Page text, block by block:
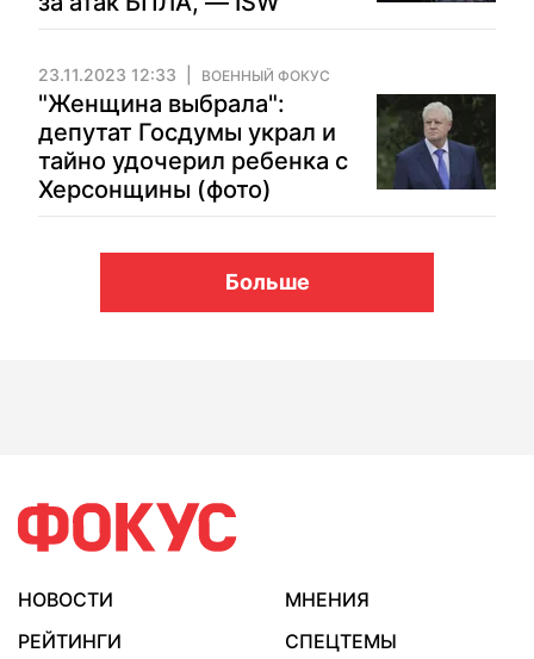
23.11.2023 12:33 ВОЕННЫЙ ФОКУС
"Женщина выбрала":
депутат Госдумы украл и
тайно удочерил ребенка с
Херсонщины (фото)
Больше
НОВОСТИ
МНЕНИЯ
РЕЙТИНГИ
СПЕЦТЕМЫ